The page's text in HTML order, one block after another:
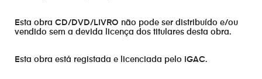
Esta obra CD/DVD/LIVRO não pode ser distribuído e/ou
vendido sem a devida licença dos titulares desta obra.
Esta obra está registada e licenciada pelo IGAC.